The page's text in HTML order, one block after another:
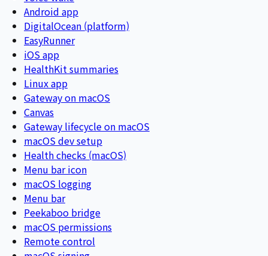
Android app
DigitalOcean (platform)
EasyRunner
iOS app
HealthKit summaries
Linux app
Gateway on macOS
Canvas
Gateway lifecycle on macOS
macOS dev setup
Health checks (macOS)
Menu bar icon
macOS logging
Menu bar
Peekaboo bridge
macOS permissions
Remote control